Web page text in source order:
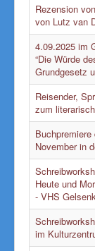
Rezension
von Lutz van
4.09.2025 im
“Die Würde
Grundgesetz
Reisender,
zum
November in
Heute und
- VHS
im